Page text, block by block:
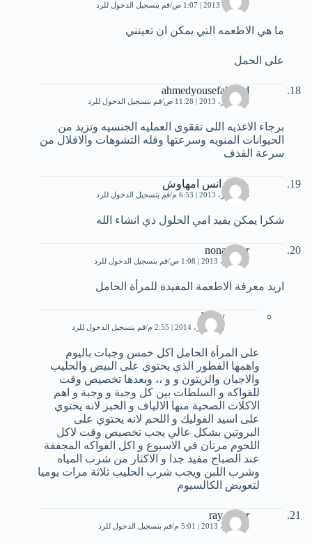
7 أكتوبر، 2013 | 1:07 ص قم بتسجيل الدخول للرد
ما هي الاطعمه التي يمكن ان تعينني
على الحمل
ahmedyousefahmed
14 أكتوبر، 2013 | 11:28 ص قم بتسجيل الدخول للرد
برجاء الاغذيه اللى تفقوى العمليه الجنسيه وتزيد من
الحيوانات المنويه وسرعتها وقله التشوهات والاقلال من
سرعة القذف
محمد انس امهاوش
23 أكتوبر، 2013 | 6:53 م قم بتسجيل الدخول للرد
شكرا يمكن يفيد امي الحلول ذي انشاء الله
nona nour
5 نوفمبر، 2013 | 1:08 ص قم بتسجيل الدخول للرد
اريد معرفة الاطعمة المفيدة للمرأة الحامل
Ruby
22 أكتوبر، 2014 | 2:55 م قم بتسجيل الدخول للرد
على المرأة الحامل اكل خمس وجبات باليوم
واهمها الفطور الذي يحتوي على البيض والحليب
والاجبان والزيتون و و ،، وبعدها تخصيص وقت
للفواكه و السلطات بين كل وجبة و وجبة و اهم
الاكلات الصحية منها الالياف و الخبز لانه يحتوي
على اسيد الفوليك و اللحم لانه يحتوي على
البروتين بشكل عالي يجب تخصيص وقت لاكل
اللحوم مرتان في الاسبوع و اكل الفواكه المجففة
عند الصباح مفيد جدا و الاكثار من شرب المياه
وشرب اللبن ويجب شرب الحليب ثلاثة مرات يوميا
لتعويض الكالسيوم
ray.coeur
6 نوفمبر، 2013 | 5:01 م قم بتسجيل الدخول للرد